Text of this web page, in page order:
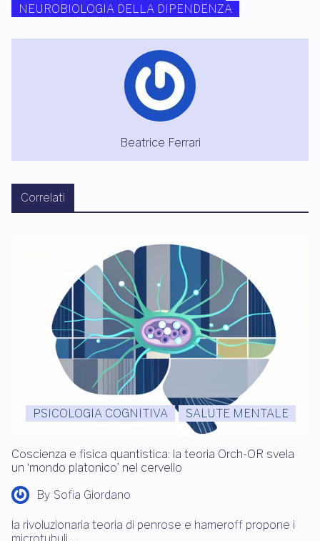
NEUROBIOLOGIA DELLA DIPENDENZA
Beatrice Ferrari
Correlati
PSICOLOGIA COGNITIVA SALUTE MENTALE
Coscienza e fisica quantistica: la teoria Orch-OR svela
un ‘mondo platonico’ nel cervello
By Sofia Giordano
la rivoluzionaria teoria di penrose e hameroff propone i